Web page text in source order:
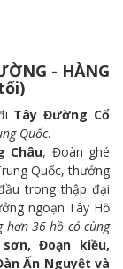
- HÀNG
Tây Đường Cổ
Quốc.
Châu, Đoàn ghé
Quốc, thưởng
trong thập đại
ngoạn Tây Hồ
36 hồ có cùng
sơn, Đoạn kiều,
Ấn Nguyệt và